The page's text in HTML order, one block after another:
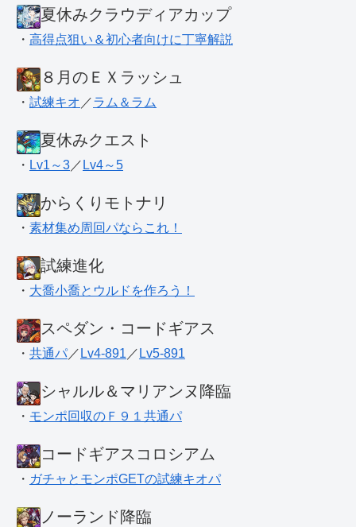
夏休みクラウディアカップ
・ 高得点狙い＆初心者向けに丁寧解説
８月のＥＸラッシュ
・ 試練キオ ／ラム＆ラム
夏休みクエスト
・ Lv1～3 ／ Lv4～5
からくりモトナリ
・ 素材集め周回パならこれ！
試練進化
・ 大喬小喬とウルドを作ろう！
スペダン・コードギアス
・ 共通パ ／ Lv4-891 ／ Lv5-891
シャルル＆マリアンヌ降臨
・ モンポ回収のＦ９１共通パ
コードギアスコロシアム
・ ガチャとモンポGETの試練キオパ
ノーランド降臨